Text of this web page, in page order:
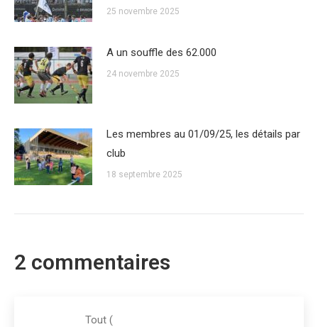
25 novembre 2025
A un souffle des 62.000
24 novembre 2025
Les membres au 01/09/25, les détails par
club
18 septembre 2025
2 commentaires
Tout (